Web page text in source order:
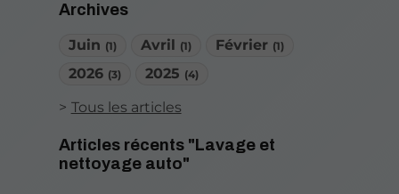
Archives
Juin (1) Avril (1) Février (1)
2026 (3) 2025 (4)
Tous les articles
Articles récents "Lavage et
nettoyage auto"